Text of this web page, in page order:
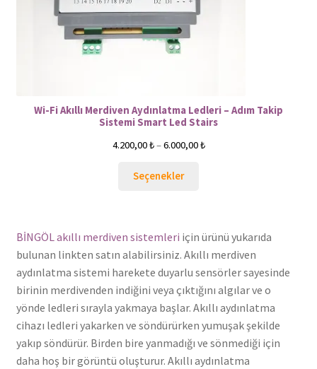
Wi-Fi Akıllı Merdiven Aydınlatma Ledleri – Adım Takip
Sistemi Smart Led Stairs
4.200,00₺–6.000,00₺
Seçenekler
BİNGÖL akıllı merdiven sistemleri için ürünü yukarıda
bulunan linkten satın alabilirsiniz. Akıllı merdiven
aydınlatma sistemi harekete duyarlu sensörler sayesinde
birinin merdivenden indiğini veya çıktığını algılar ve o
yönde ledleri sırayla yakmaya başlar. Akıllı aydınlatma
cihazı ledleri yakarken ve söndürürken yumuşak şekilde
yakıp söndürür. Birden bire yanmadığı ve sönmediği için
daha hoş bir görüntü oluşturur. Akıllı aydınlatma